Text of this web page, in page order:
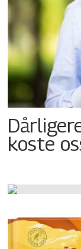
koste